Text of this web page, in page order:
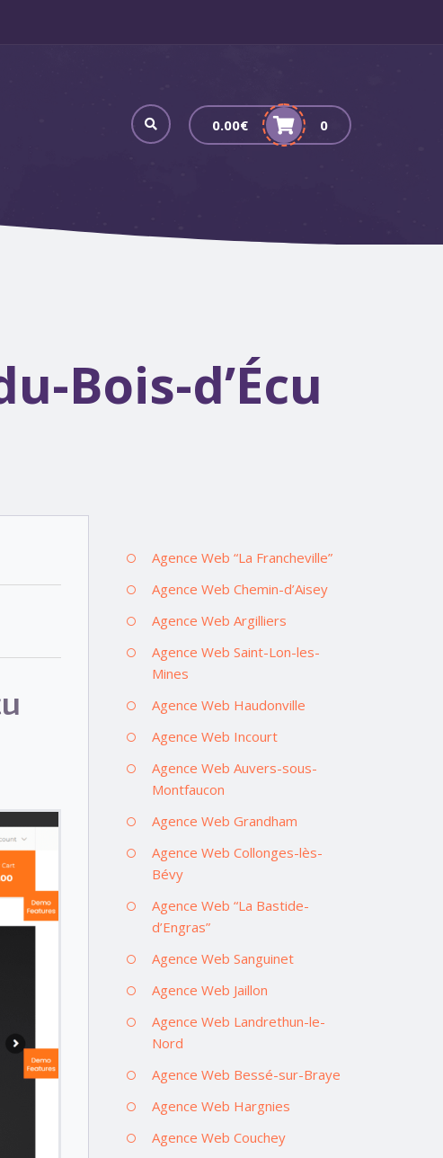
0.00€ 0
Bois-d’Écu
Agence Web “La Francheville”
Agence Web Chemin-d’Aisey
Agence Web Argilliers
Agence Web Saint-Lon-les-
Mines
Agence Web Haudonville
Agence Web Incourt
Agence Web Auvers-sous-
Montfaucon
Agence Web Grandham
Agence Web Collonges-lès-
Bévy
Agence Web “La Bastide-
d’Engras”
Agence Web Sanguinet
Agence Web Jaillon
Agence Web Landrethun-le-
Nord
Agence Web Bessé-sur-Braye
Agence Web Hargnies
Agence Web Couchey